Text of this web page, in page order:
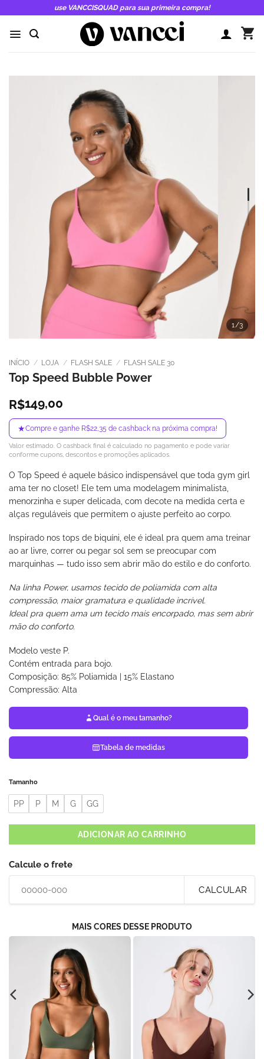
content
use VANCCISQUAD para sua primeira compra!
1 /3
INÍCIO / LOJA / FLASH SALE / FLASH SALE 30
Top Speed Bubble Power
R$149,00
★Compre e ganhe R$22,35 de cashback na próxima compra!
Valor estimado. O cashback final é calculado no pagamento e pode variar
conforme cupons, descontos e promoções aplicados.
O Top Speed é aquele básico indispensável que toda gym girl
ama ter no closet! Ele tem uma modelagem minimalista,
menorzinha e super delicada, com decote na medida certa e
alças reguláveis que permitem o ajuste perfeito ao corpo.
Inspirado nos tops de biquíni, ele é ideal pra quem ama treinar
ao ar livre, correr ou pegar sol sem se preocupar com
marquinhas — tudo isso sem abrir mão do estilo e do conforto.
Na linha Power, usamos tecido de poliamida com alta
compressão, maior gramatura e qualidade incrível.
Ideal pra quem ama um tecido mais encorpado, mas sem abrir
mão do conforto.
Modelo veste P.
Contém entrada para bojo.
Composição: 85% Poliamida | 15% Elastano
Compressão: Alta
Qual é o meu tamanho?
Tabela de medidas
Tamanho
PP P M G GG
ADICIONAR AO CARRINHO
Calcule o frete
CALCULAR
MAIS CORES DESSE PRODUTO